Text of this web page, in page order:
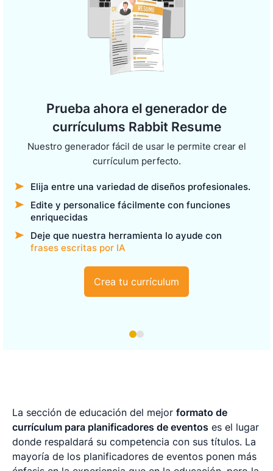
Prueba ahora el generador de
currículums Rabbit Resume
Nuestro generador fácil de usar le permite crear el
currículum perfecto.
Elija entre una variedad de diseños profesionales.
Edite y personalice fácilmente con funciones
enriquecidas
Deje que nuestra herramienta lo ayude con
frases escritas por IA
Crea tu currículum
La sección de educación del mejor formato de
currículum para planificadores de eventos es el lugar
donde respaldará su competencia con sus títulos. La
mayoría de los planificadores de eventos ponen más